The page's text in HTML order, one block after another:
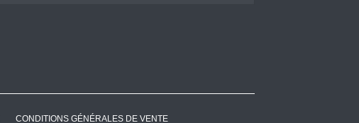
CONDITIONS GÉNÉRALES DE VENTE